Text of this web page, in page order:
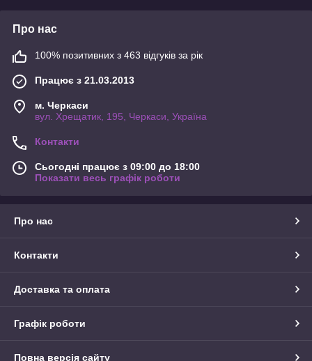
Про нас
100% позитивних з 463 відгуків за рік
Працює з 21.03.2013
м. Черкаси
вул. Хрещатик, 195, Черкаси, Україна
Контакти
Сьогодні працює з 09:00 до 18:00
Показати весь графік роботи
Про нас
Контакти
Доставка та оплата
Графік роботи
Повна версія сайту